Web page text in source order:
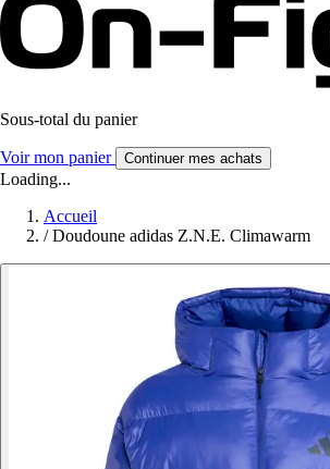
Sous-total du panier
Voir mon panier Continuer mes achats
Loading...
Accueil
/ Doudoune adidas Z.N.E. Climawarm